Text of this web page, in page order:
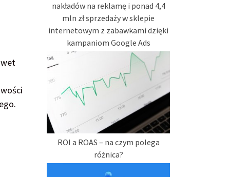
nakładów na reklamę i ponad 4,4
mln zł sprzedaży w sklepie
internetowym z zabawkami dzięki
kampaniom Google Ads
ROI a ROAS – na czym polega
różnica?